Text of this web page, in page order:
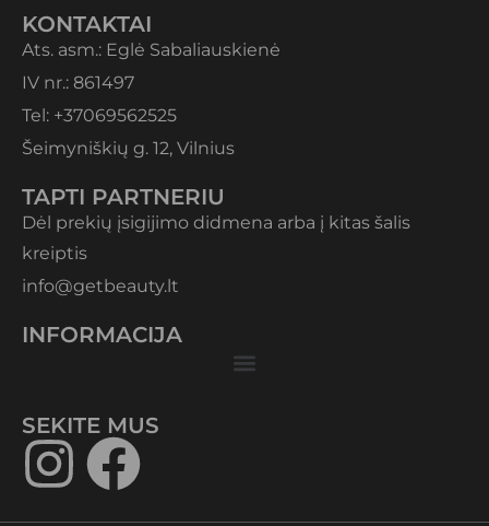
KONTAKTAI
Ats. asm.: Eglė Sabaliauskienė
IV nr.: 861497
Tel: +37069562525
Šeimyniškių g. 12, Vilnius
TAPTI PARTNERIU
Dėl prekių įsigijimo didmena arba į kitas šalis
kreiptis
info@getbeauty.lt
INFORMACIJA
SEKITE MUS​